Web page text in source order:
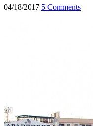
04/18/2017 5 Comments